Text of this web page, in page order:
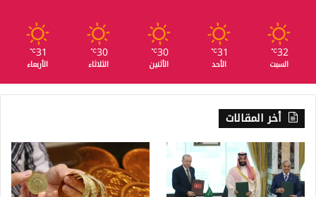
32
℃
السبت
31
℃
الأحد
30
℃
الأثنين
30
℃
الثلاثاء
31
℃
الأربعاء
أخر المقالات